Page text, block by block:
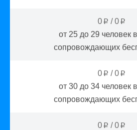
0 p /0 p
от 25 до 29 человек
сопровождающих
0 p /0 p
от 30 до 34 человек
сопровождающих
0 p /0 p